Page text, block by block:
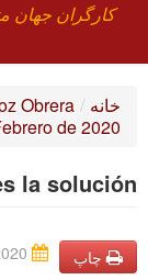
کارگران جهان
چیست ICU
جستجو
خانه /
Obrera
de 2020
la solución
چاپ